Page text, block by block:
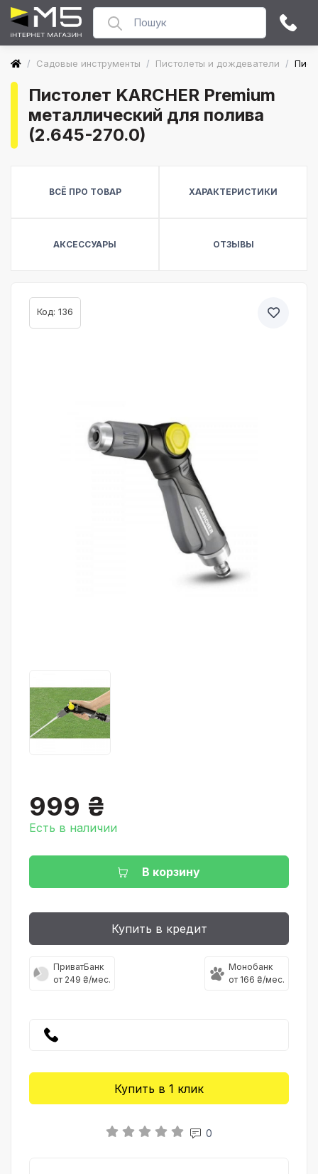
/ Садовые инструменты / Пистолеты и дождеватели /
Пистолет KARCHER Premium
металлический для полива
(2.645-270.0)
ВСЁ ПРО ТОВАР ХАРАКТЕРИСТИКИ
АКСЕССУАРЫ ОТЗЫВЫ
Код: 136
999 ₴
Есть в наличии
В корзину
Купить в кредит
ПриватБанк
от 249 ₴/мес.
Монобанк
от 166 ₴/мес.
Купить в 1 клик
0